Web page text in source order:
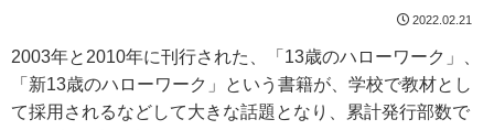
2022.02.21
2003年と2010年に刊行された、「13歳のハローワーク」、
「新13歳のハローワーク」という書籍が、学校で教材とし
て採用されるなどして大きな話題となり、累計発行部数で